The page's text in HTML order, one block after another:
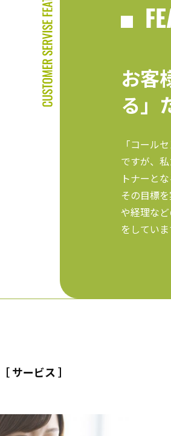
お客
る」
「コール
ですが、
トナーとな
その目標
や経理な
をしていま
［ サービス ］